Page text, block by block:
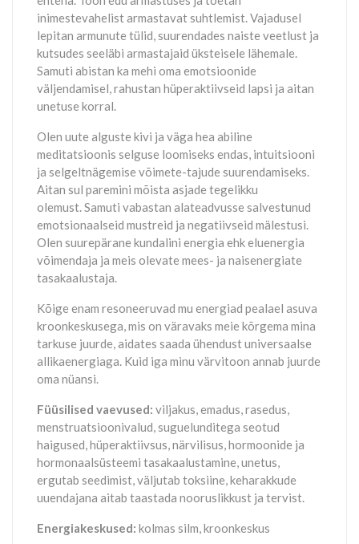
inimestevahelist armastavat suhtlemist. Vajadusel
lepitan armunute tülid, suurendades naiste veetlust ja
kutsudes seeläbi armastajaid üksteisele lähemale.
Samuti abistan ka mehi oma emotsioonide
väljendamisel, rahustan hüperaktiivseid lapsi ja aitan
unetuse korral.
Olen uute alguste kivi ja väga hea abiline
meditatsioonis selguse loomiseks endas, intuitsiooni
ja selgeltnägemise võimete-tajude suurendamiseks.
Aitan sul paremini mõista asjade tegelikku
olemust. Samuti vabastan alateadvusse salvestunud
emotsionaalseid mustreid ja negatiivseid mälestusi.
Olen suurepärane kundalini energia ehk eluenergia
võimendaja ja meis olevate mees- ja naisenergiate
tasakaalustaja.
Kõige enam resoneeruvad mu energiad pealael asuva
kroonkeskusega, mis on väravaks meie kõrgema mina
tarkuse juurde, aidates saada ühendust universaalse
allikaenergiaga. Kuid iga minu värvitoon annab juurde
oma nüansi.
Füüsilised vaevused: viljakus, emadus, rasedus,
menstruatsioonivalud, suguelunditega seotud
haigused, hüperaktiivsus, närvilisus, hormoonide ja
hormonaalsüsteemi tasakaalustamine, unetus,
ergutab seedimist, väljutab toksiine, keharakkude
uuendajana aitab taastada nooruslikkust ja tervist.
Energiakeskused: kolmas silm, kroonkeskus